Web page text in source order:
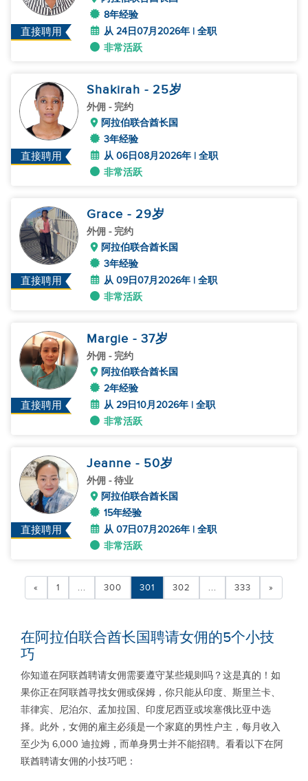
直接聘用
8年经验
从 24日07月2026年 | 全职
非常活跃
直接聘用
Shakirah - 25岁
外佣 - 完约
阿拉伯联合酋长国
3年经验
从 06日08月2026年 | 全职
非常活跃
直接聘用
Grace - 29岁
外佣 - 完约
阿拉伯联合酋长国
3年经验
从 09日07月2026年 | 全职
非常活跃
直接聘用
Margie - 37岁
外佣 - 完约
阿拉伯联合酋长国
2年经验
从 29日10月2026年 | 全职
非常活跃
直接聘用
Jeanne - 50岁
外佣 - 待业
阿拉伯联合酋长国
15年经验
从 07日07月2026年 | 全职
非常活跃
« 1 ... 300 301 302 ... 333 »
在阿拉伯联合酋长国聘请女佣的5个小技
巧
你知道在阿联酋聘请女佣需要遵守某些规则吗？这是真的！如
果你正在阿联酋寻找女佣或保姆，你只能从印度、斯里兰卡、
菲律宾、尼泊尔、孟加拉国、印度尼西亚或埃塞俄比亚中选
择。此外，女佣的雇主必须是一个家庭的男性户主，每月收入
至少为 6,000 迪拉姆，而单身男士并不能招聘。看看以下在阿
联酋聘请女佣的小技巧吧：